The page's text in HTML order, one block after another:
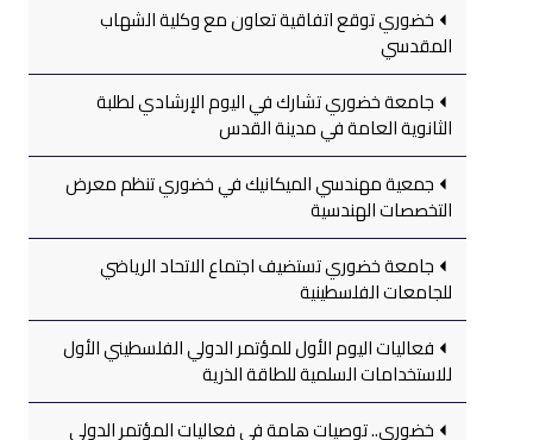
خضوري توقع اتفاقية تعاون مع وكلية الشهاب
المقدسي
جامعة خضوري تشارك في اليوم الإرشادي لطلبة
الثانوية العامة في مدينة القدس
جمعية مهندسي الميكانيك في خضوري تنظم معرض
التخصصات الهندسية
جامعة خضوري تستضيف اجتماع الاتحاد الرياضي
للجامعات الفلسطينية
فعاليات اليوم الأول للمؤتمر الدولي الفلسطيني الأول
للاستخدامات السلمية للطاقة الذرية
خضوري.. توصيات هامة في فعاليات المؤتمر الدولي